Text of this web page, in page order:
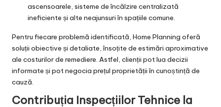
ascensoarele, sisteme de încălzire centralizată
ineficiente și alte neajunsuri în spațiile comune.
Pentru fiecare problemă identificată, Home Planning oferă
soluții obiective și detaliate, însoțite de estimări aproximative
ale costurilor de remediere. Astfel, clienții pot lua decizii
informate și pot negocia prețul proprietății în cunoștință de
cauză.
Contribuția Inspecțiilor Tehnice la